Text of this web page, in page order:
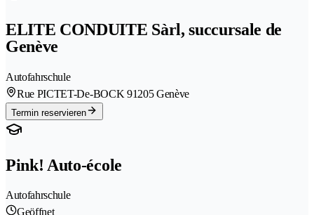
ELITE CONDUITE Sàrl, succursale de
Genève
Autofahrschule
Rue PICTET-De-BOCK 91205 Genève
Termin reservieren
Pink! Auto-école
Autofahrschule
Geöffnet